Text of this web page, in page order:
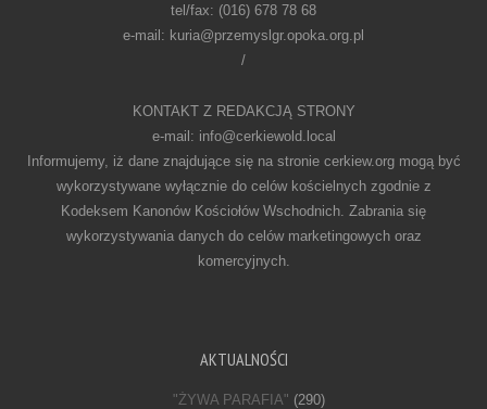
tel/fax: (016) 678 78 68
e-mail: kuria@przemyslgr.opoka.org.pl
/
KONTAKT Z REDAKCJĄ STRONY
e-mail: info@cerkiewold.local
Informujemy, iż dane znajdujące się na stronie cerkiew.org mogą być
wykorzystywane wyłącznie do celów kościelnych zgodnie z
Kodeksem Kanonów Kościołów Wschodnich. Zabrania się
wykorzystywania danych do celów marketingowych oraz
komercyjnych.
AKTUALNOŚCI
"ŻYWA PARAFIA" (290)